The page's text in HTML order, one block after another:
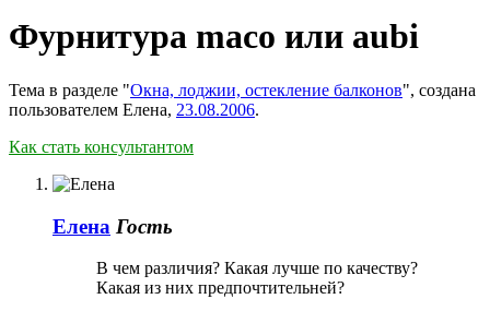
Фурнитура maco или aubi
Тема в разделе "Окна, лоджии, остекление балконов", создана
пользователем Елена, 23.08.2006.
Как стать консультантом
Елена Гость
В чем различия? Какая лучше по качеству?
Какая из них предпочтительней?